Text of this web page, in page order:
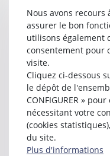
17 RUE DE L
RESIDENCE
72000 LE
Tél :02 43 27
Nous avons recours
assurer le bon
utilisons également
consentement pour
visite.
Cliquez ci-dessous
le dépôt de
CONFIGURER »
nécessitant votre
(cookies
du site.
Plus d'informations